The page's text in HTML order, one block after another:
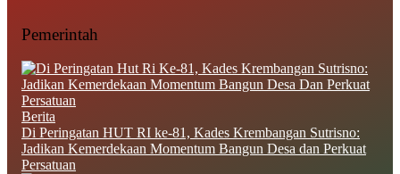
Pemerintah
Berita
Di Peringatan HUT RI ke-81, Kades Krembangan Sutrisno:
Jadikan Kemerdekaan Momentum Bangun Desa dan Perkuat
Persatuan